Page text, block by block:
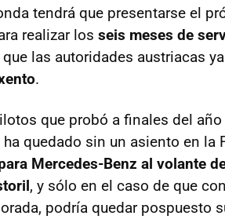
tendrá que presentarse el
realizar los seis meses de
las autoridades austriacas ya
.
que probó a finales del
quedado sin un asiento en la
Mercedes-Benz al volante
, y sólo en el caso de que
podría quedar pospuesto